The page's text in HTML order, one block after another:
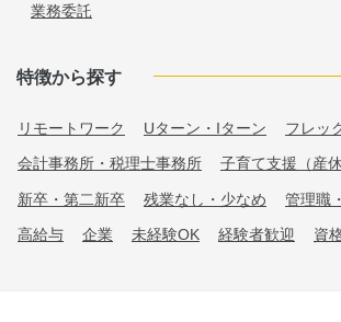
業務委託
特徴から探す
リモートワーク Uターン・Iターン フレッ
会計事務所・税理士事務所 子育て支援（産
新卒・第二新卒 残業なし・少なめ 管理職
高給与 企業 未経験OK 経験者歓迎 資